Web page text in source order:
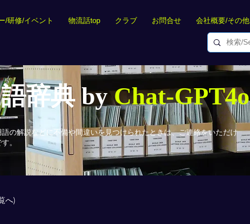
/研修/イベント 物流話top クラブ お問合せ 会社概要/その他
辞典 byChat-GPT4o
語の解説などに不備や間違いを見つけられたときは、ご連絡をいただけ
。
へ)